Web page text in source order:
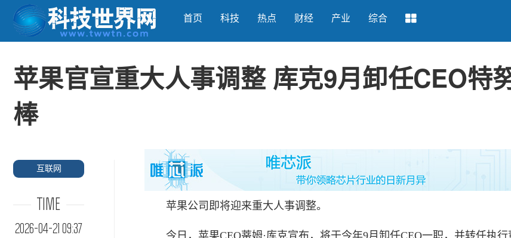
首页 科技 热点 财经 产业 综合
苹果官宣重大人事调整 库克9月卸任CEO特
棒
互联网
TIME
2026-04-21 09:37
苹果公司即将迎来重大人事调整。
今日，苹果CEO蒂姆·库克宣布，将于今年9月卸任CEO一职，并转任执行